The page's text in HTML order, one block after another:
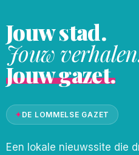
Jouw stad.
Jouw
Jouw gazet.
✦DE LOMMELSE GAZET
Een lokale nieuwssite die